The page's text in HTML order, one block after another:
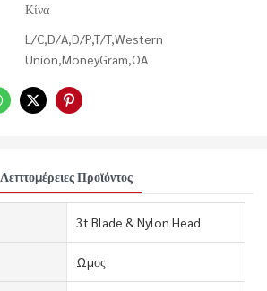
Κίνα
L/C,D/A,D/P,T/T,Western
Union,MoneyGram,OA
Λεπτομέρειες Προϊόντος
3t Blade & Nylon Head
Ωμος